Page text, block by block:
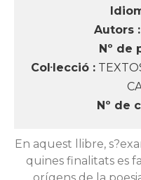
Autors :
Nº de
Col·lecció :
Nº de
En aquest llibre,
quines finalitats es
orígens de la